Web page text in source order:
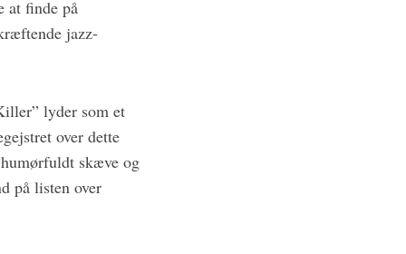
at finde på
jazz-
lyder som et
over dette
skæve og
på listen over